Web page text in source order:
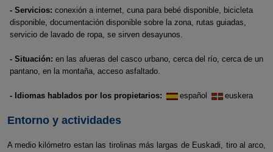
- Servicios: conexión a internet, cuna para bebé disponible, bicicleta
disponible, documentación disponible sobre la zona, rutas guiadas,
servicio de lavado de ropa, se sirven desayunos.
- Situación: en las afueras del casco urbano, cerca del río, cerca de un
pantano, en la montaña, acceso asfaltado.
- Idiomas hablados por los propietarios: español euskera
Entorno y actividades
A medio kilómetro estan las tirolinas más largas de Euskadi, tiro al arco,